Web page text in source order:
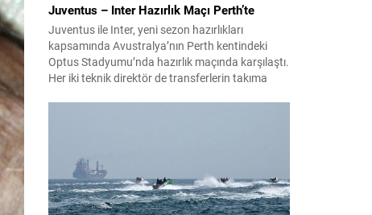
Juventus – Inter Hazırlık Maçı Perth’te
Juventus ile Inter, yeni sezon hazırlıkları
kapsamında Avustralya’nın Perth kentindeki
Optus Stadyumu’nda hazırlık maçında karşılaştı.
Her iki teknik direktör de transferlerin takıma
Yıldız ilk 11’de görev alırken,...